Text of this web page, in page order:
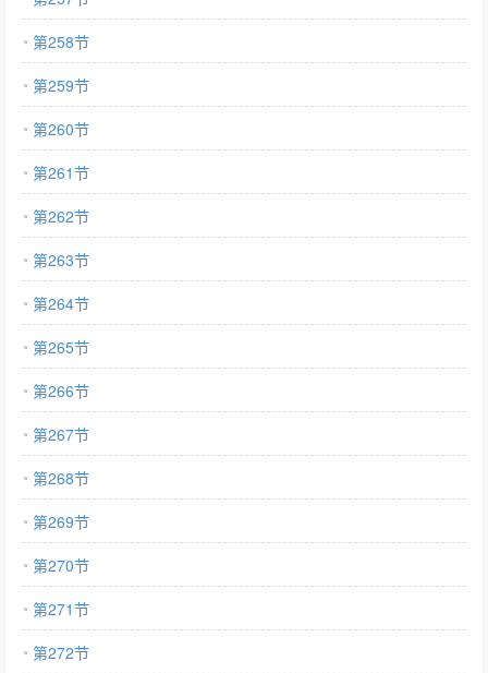
第258节
第259节
第260节
第261节
第262节
第263节
第264节
第265节
第266节
第267节
第268节
第269节
第270节
第271节
第272节